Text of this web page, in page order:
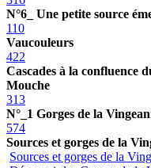
N°6_ Une petite source
110
Vaucouleurs
422
Cascades à la confluence
Mouche
313
N°_1 Gorges de la
574
Sources et gorges de la
Sources et gorges de la